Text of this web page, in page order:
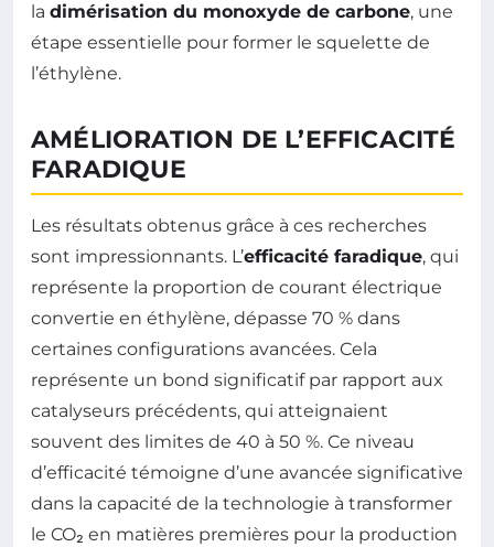
la dimérisation du monoxyde de carbone, une
étape essentielle pour former le squelette de
l’éthylène.
AMÉLIORATION DE L’EFFICACITÉ
FARADIQUE
Les résultats obtenus grâce à ces recherches
sont impressionnants. L’efficacité faradique, qui
représente la proportion de courant électrique
convertie en éthylène, dépasse 70 % dans
certaines configurations avancées. Cela
représente un bond significatif par rapport aux
catalyseurs précédents, qui atteignaient
souvent des limites de 40 à 50 %. Ce niveau
d’efficacité témoigne d’une avancée significative
dans la capacité de la technologie à transformer
le CO₂ en matières premières pour la production